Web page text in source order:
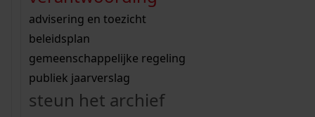
bouwvergunningen
omgevingsvergunningen
vergunningen
beeld en geluid
uitleg nodig?
Wij helpen u op weg met een aantal zoektips.
bekijk alle zoektips
Wij helpen u op weg met een aantal zoektips.
bekijk alle zoektips
bekijk ons geschiedenislokaal
advisering en toezicht
beleidsplan
gemeenschappelijke regeling
publiek jaarverslag
steun het archief
zoektips
Mijn Studiezaal (inloggen)